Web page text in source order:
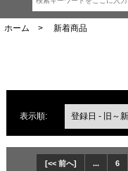
ホーム > 新着商品
表示順:
[<< 前へ] ... 6